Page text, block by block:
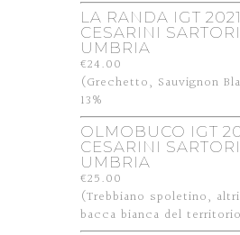
LA RANDA IGT
CESARINI
UMBRIA
€24.00
(Grechetto, Sauvignon
13%
OLMOBUCO IGT
CESARINI
UMBRIA
€25.00
(Trebbiano spoletino,
bacca bianca del